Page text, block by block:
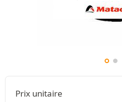
Prix unitaire